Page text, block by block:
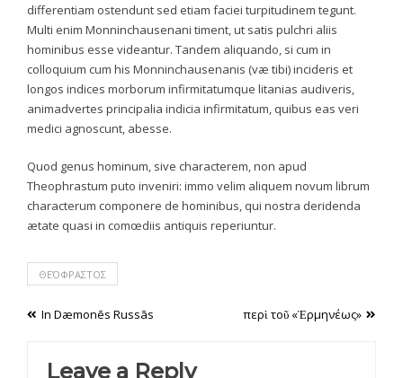
differentiam ostendunt sed etiam faciei turpitudinem tegunt.
Multi enim Monninchausenani timent, ut satis pulchri aliis
hominibus esse videantur. Tandem aliquando, si cum in
colloquium cum his Monninchausenanis (væ tibi) incideris et
longos indices morborum infirmitatumque litanias audiveris,
animadvertes principalia indicia infirmitatum, quibus eas veri
medici agnoscunt, abesse.
Quod genus hominum, sive characterem, non apud
Theophrastum puto inveniri: immo velim aliquem novum librum
characterum componere de hominibus, qui nostra deridenda
ætate quasi in comœdiis antiquis reperiuntur.
ΘΕΌΦΡΑΣΤΟΣ
Post
In Dæmonēs Russās περὶ τοῦ «Ἑρμηνέως»
Leave a Reply